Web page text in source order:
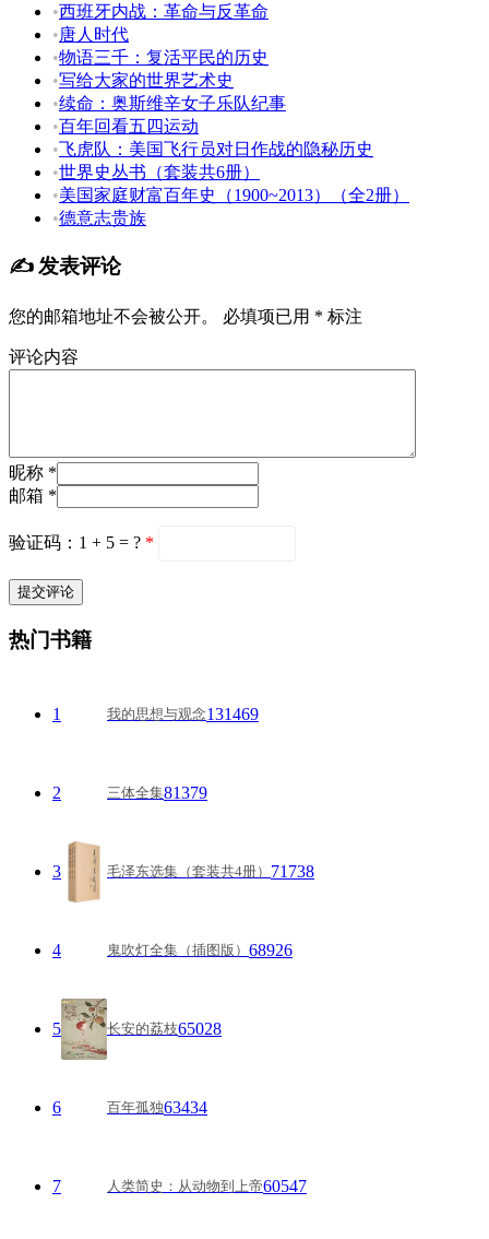
•西班牙内战：革命与反革命
•唐人时代
•物语三千：复活平民的历史
•写给大家的世界艺术史
•续命：奥斯维辛女子乐队纪事
•百年回看五四运动
•飞虎队：美国飞行员对日作战的隐秘历史
•世界史丛书（套装共6册）
•美国家庭财富百年史（1900~2013）（全2册）
•德意志贵族
✍️ 发表评论
您的邮箱地址不会被公开。 必填项已用 * 标注
评论内容
昵称 *
邮箱 *
验证码：1 + 5 = ? *
热门书籍
1 我的思想与观念131469
2 三体全集81379
3 毛泽东选集（套装共4册） 71738
4 鬼吹灯全集（插图版） 68926
5 长安的荔枝65028
6 百年孤独63434
7 人类简史：从动物到上帝60547